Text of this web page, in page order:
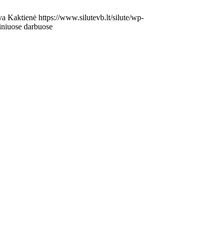
Kaktienė https://www.silutevb.lt/silute/wp-
darbuose